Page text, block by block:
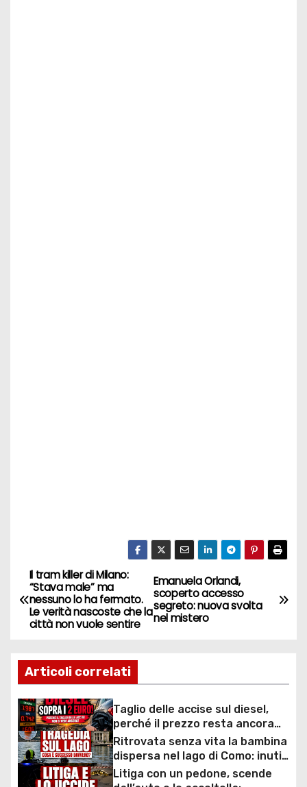
N
a
i
g
a
z
Emanuela Orlandi,
scoperto accesso
segreto: nuova svolta
nel mistero
Il tram killer di Milano:
“Stava male” ma
nessuno lo ha fermato.
Le verità nascoste che la
città non vuole sentire
Articoli correlati
Taglio delle accise sul diesel,
perché il prezzo resta ancora
sopra i 2 euro nonostante lo
sconto deciso dal Governo
Ritrovata senza vita la bambina
dispersa nel lago di Como: inutili
ore di ricerche dei
Litiga con un pedone, scende